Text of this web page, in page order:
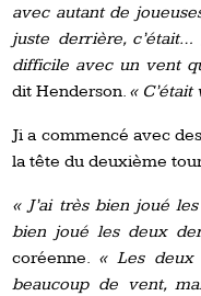
avec autant de
juste derrière,
difficile avec un vent
dit Henderson. «
Ji a commencé avec
la tête du deuxième
« J’ai très bien joué
bien joué les deux
coréenne. « Les deux
beaucoup de vent,